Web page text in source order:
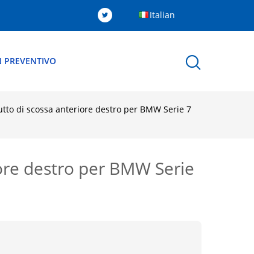
Italian
PREVENTIVO
di scossa anteriore destro per BMW Serie 7
destro per BMW Serie